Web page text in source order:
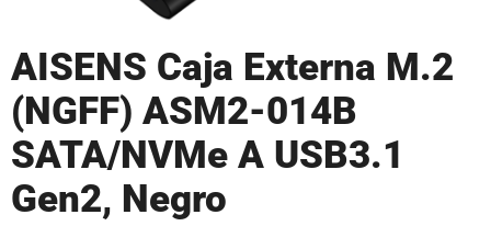
AISENS Caja Externa M.2
(NGFF) ASM2-014B
SATA/NVMe A USB3.1
Gen2, Negro